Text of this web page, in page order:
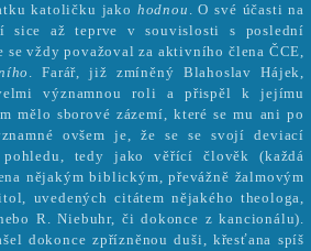
katoličku jako hodnou . O své účasti na
sice až teprve v souvislosti s poslední
se vždy považoval za aktivního člena ČCE,
. Farář, již zmíněný Blahoslav Hájek,
významnou roli a přispěl k jejímu
mělo sborové zázemí, které se mu ani po
ovšem je, že se se svojí deviací
tedy jako věřící člověk (každá
nějakým biblickým, převážně žalmovým
uvedených citátem nějakého theologa,
R. Niebuhr, či dokonce z kancionálu).
dokonce zpřízněnou duši, křesťana spíš